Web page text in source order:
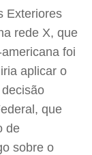
Exteriores
rede X, que
foi
aplicar o
que
de
sobre o